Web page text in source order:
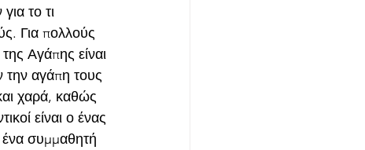
το τι
Για πολλούς
Αγάπης είναι
την αγάπη τους
χαρά, καθώς
είναι ο ένας
συμμαθητή